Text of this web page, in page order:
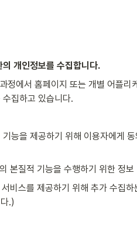
개인정보를 수집합니다.
정에서 홈페이지 또는 개별 어플
집하고 있습니다.
능을 제공하기 위해 이용자에게
본질적 기능을 수행하기 위한 정보
비스를 제공하기 위해 추가 수집
.)